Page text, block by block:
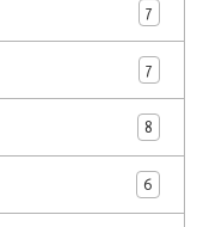
7
7
8
6